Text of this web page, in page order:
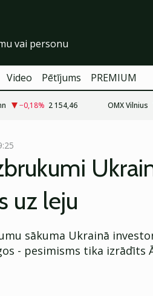
Video Pētījums PREMIUM
−0,18% 2 154,46 OMX Vilnius
uz leju
sākuma Ukrainā
- pesimisms tika izrādīts